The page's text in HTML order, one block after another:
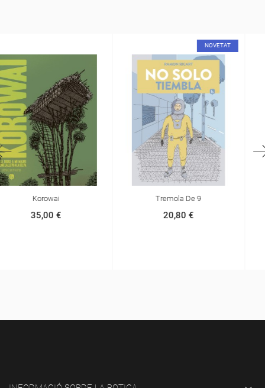
Tremola De 9
20,80 €
Dios Ha Muerto
25,00 €